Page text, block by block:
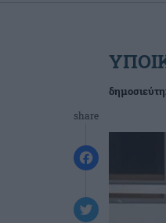
share